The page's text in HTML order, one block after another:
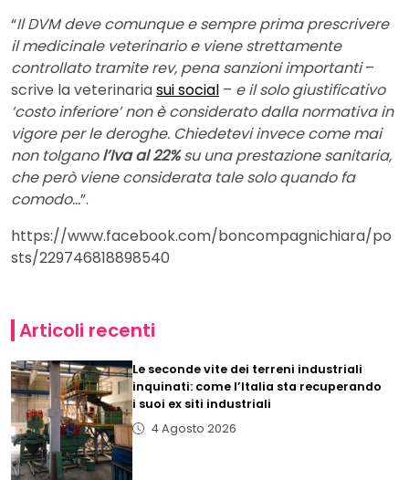
“Il DVM deve comunque e sempre prima prescrivere
il medicinale veterinario e viene strettamente
controllato tramite rev, pena sanzioni importanti–
scrive la veterinariasui social – e il solo giustificativo
‘costo inferiore’ non è considerato dalla normativa in
vigore per le deroghe. Chiedetevi invece come mai
non tolganol’Iva al 22%su una prestazione sanitaria,
che però viene considerata tale solo quando fa
comodo…”.
https://www.facebook.com/boncompagnichiara/po
sts/229746818898540
Articoli recenti
Le seconde vite dei terreni industriali
inquinati: come l’Italia sta recuperando
i suoi ex siti industriali
4 Agosto 2026